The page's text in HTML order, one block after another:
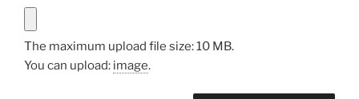
The maximum upload file size: 10 MB.
You can upload: image.